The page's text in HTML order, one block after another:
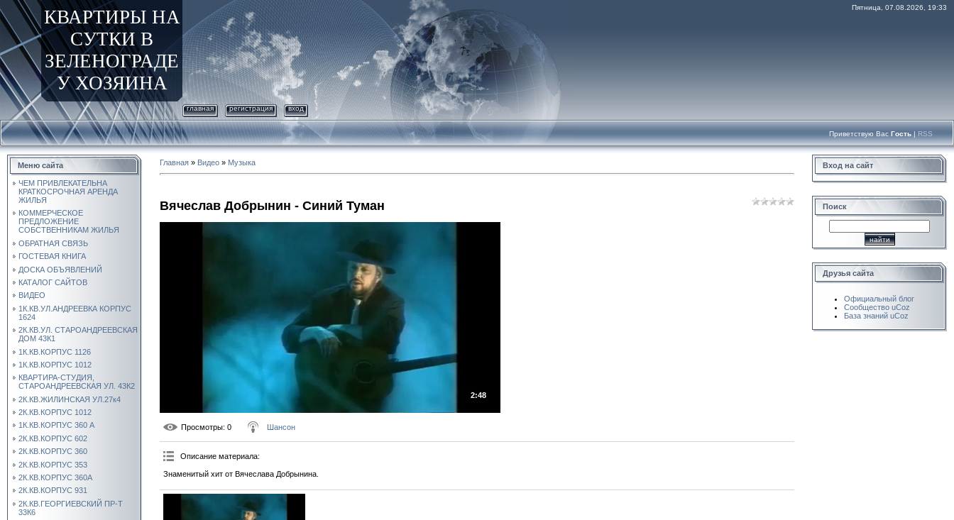
КВАРТИРЫ НА
СУТКИ В
ЗЕЛЕНОГРАДЕ
У ХОЗЯИНА
Пятница, 07.08.2026, 19:33
главная регистрация вход
Приветствую Вас Гость | RSS
Меню сайта
ЧЕМ ПРИВЛЕКАТЕЛЬНА
КРАТКОСРОЧНАЯ АРЕНДА
ЖИЛЬЯ
КОММЕРЧЕСКОЕ
ПРЕДЛОЖЕНИЕ
СОБСТВЕННИКАМ ЖИЛЬЯ
ОБРАТНАЯ СВЯЗЬ
ГОСТЕВАЯ КНИГА
ДОСКА ОБЪЯВЛЕНИЙ
КАТАЛОГ САЙТОВ
ВИДЕО
1К.КВ.УЛ.АНДРЕЕВКА КОРПУС
1624
2К.КВ.УЛ. СТАРОАНДРЕЕВСКАЯ
ДОМ 43К1
1К.КВ.КОРПУС 1126
1К.КВ.КОРПУС 1012
КВАРТИРА-СТУДИЯ,
СТАРОАНДРЕЕВСКАЯ УЛ. 43К2
2К.КВ.ЖИЛИНСКАЯ УЛ.27к4
2К.КВ.КОРПУС 1012
1К.КВ.КОРПУС 360 А
2К.КВ.КОРПУС 602
2К.КВ.КОРПУС 360
2К.КВ.КОРПУС 353
2К.КВ.КОРПУС 360А
2К.КВ.КОРПУС 931
2К.КВ.ГЕОРГИЕВСКИЙ ПР-Т
33К6
Главная » Видео » Музыка
Вячеслав Добрынин - Синий Туман
2:48
Просмотры: 0 Шансон
Описание материала:
Знаменитый хит от Вячеслава Добрынина.
Вход на сайт
Поиск
Друзья сайта
Официальный блог
Сообщество uCoz
База знаний uCoz